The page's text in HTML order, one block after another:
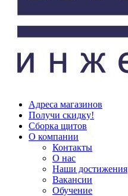
Адреса магазинов
Получи скидку!
Сборка щитов
О компании
Контакты
О нас
Наши достижения
Вакансии
Обучение